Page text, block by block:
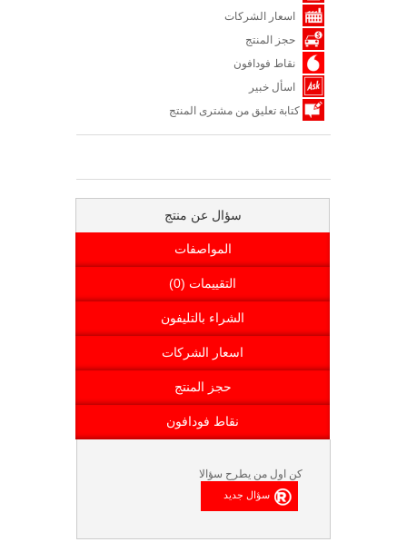
اسعار الشركات
حجز المنتج
نقاط فودافون
اسأل خبير
كتابة تعليق من مشترى المنتج
سؤال عن منتج
المواصفات
التقييمات (0)
الشراء بالتليفون
اسعار الشركات
حجز المنتج
نقاط فودافون
كن اول من يطرح سؤالا